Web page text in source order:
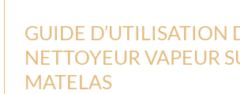
GUIDE D’UTILISATION
NETTOYEUR VAPEUR
MATELAS